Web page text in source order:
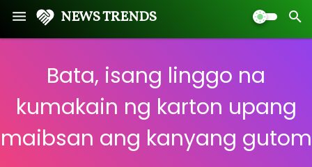
NEWS TRENDS
Bata, isang linggo na
kumakain ng karton upang
maibsan ang kanyang gutom